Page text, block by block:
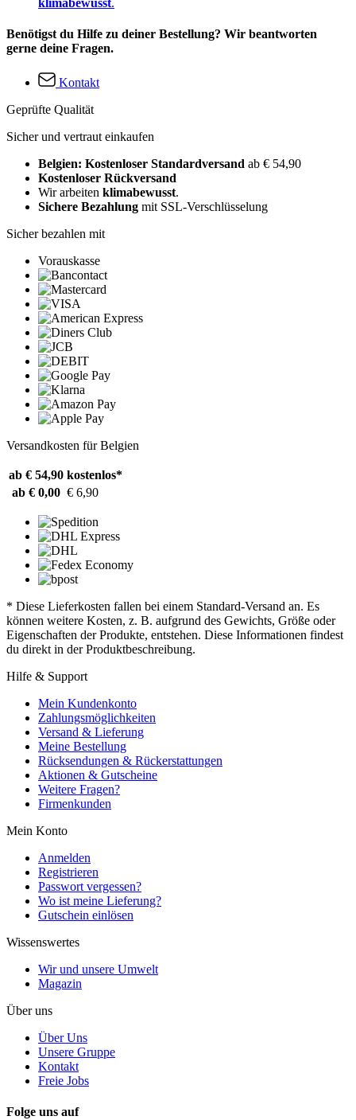
Benötigst du Hilfe zu deiner Bestellung? Wir beantworten
gerne deine Fragen.
Kontakt
Geprüfte Qualität
Sicher und vertraut einkaufen
Belgien: Kostenloser Standardversand ab € 54,90
Kostenloser Rückversand
Wir arbeiten klimabewusst.
Sichere Bezahlung mit SSL-Verschlüsselung
Sicher bezahlen mit
Vorauskasse
Versandkosten für Belgien
ab € 54,90 kostenlos*
ab € 0,00 € 6,90
* Diese Lieferkosten fallen bei einem Standard-Versand an. Es
können weitere Kosten, z. B. aufgrund des Gewichts, Größe oder
Eigenschaften der Produkte, entstehen. Diese Informationen findest
du direkt in der Produktbeschreibung.
Hilfe & Support
Mein Kundenkonto
Zahlungsmöglichkeiten
Versand & Lieferung
Meine Bestellung
Rücksendungen & Rückerstattungen
Aktionen & Gutscheine
Weitere Fragen?
Firmenkunden
Mein Konto
Anmelden
Registrieren
Passwort vergessen?
Wo ist meine Lieferung?
Gutschein einlösen
Wissenswertes
Wir und unsere Umwelt
Magazin
Über uns
Über Uns
Unsere Gruppe
Kontakt
Freie Jobs
Folge uns auf